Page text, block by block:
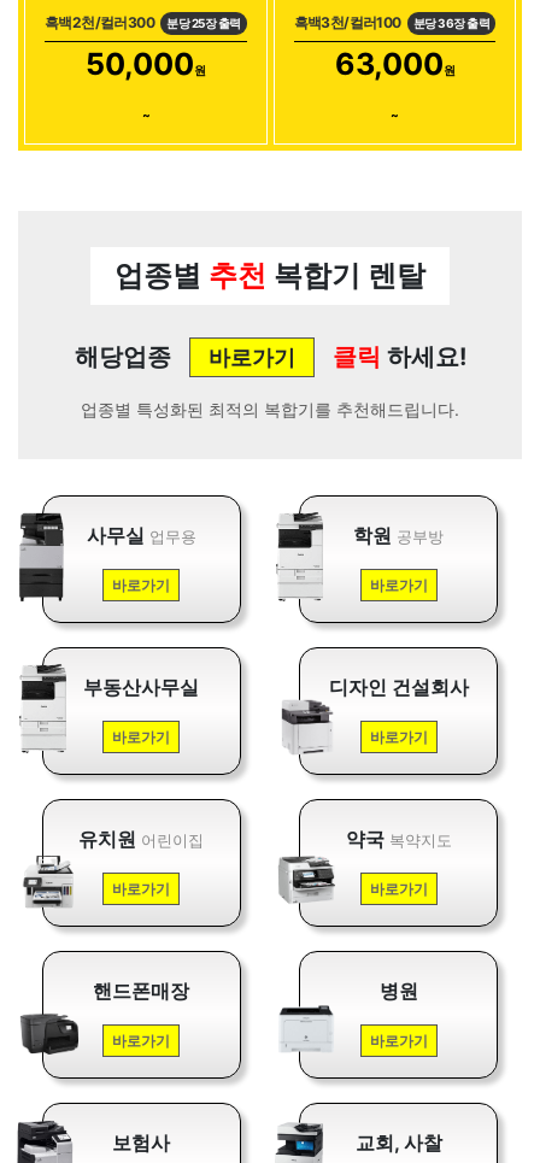
흑백2천/컬러300 분당 25장 출력
50,000원
~
흑백3천/컬러100 분당 36장 출력
63,000원
~
업종별 추천 복합기 렌탈
해당업종 바로가기 클릭 하세요!
업종별 특성화된 최적의 복합기를 추천해드립니다.
사무실 업무용
바로가기
학원 공부방
바로가기
부동산사무실
바로가기
디자인 건설회사
바로가기
유치원 어린이집
바로가기
약국 복약지도
바로가기
핸드폰매장
바로가기
병원
바로가기
보험사 교회, 사찰